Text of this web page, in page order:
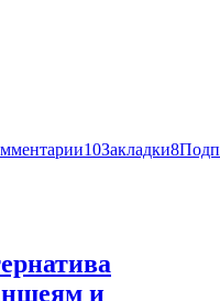
10Закладки8
и